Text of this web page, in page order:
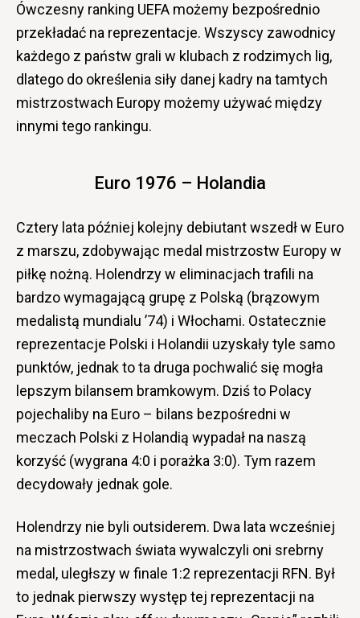
Ówczesny ranking UEFA możemy bezpośrednio
przekładać na reprezentacje. Wszyscy zawodnicy
każdego z państw grali w klubach z rodzimych lig,
dlatego do określenia siły danej kadry na tamtych
mistrzostwach Europy możemy używać między
innymi tego rankingu.
Euro 1976 – Holandia
Cztery lata później kolejny debiutant wszedł w Euro
z marszu, zdobywając medal mistrzostw Europy w
piłkę nożną. Holendrzy w eliminacjach trafili na
bardzo wymagającą grupę z Polską (brązowym
medalistą mundialu ’74) i Włochami. Ostatecznie
reprezentacje Polski i Holandii uzyskały tyle samo
punktów, jednak to ta druga pochwalić się mogła
lepszym bilansem bramkowym. Dziś to Polacy
pojechaliby na Euro – bilans bezpośredni w
meczach Polski z Holandią wypadał na naszą
korzyść (wygrana 4:0 i porażka 3:0). Tym razem
decydowały jednak gole.
Holendrzy nie byli outsiderem. Dwa lata wcześniej
na mistrzostwach świata wywalczyli oni srebrny
medal, uległszy w finale 1:2 reprezentacji RFN. Był
to jednak pierwszy występ tej reprezentacji na